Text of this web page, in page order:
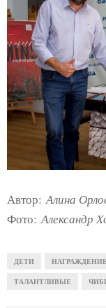
Автор:Алина
Фото:Александр
ДЕТИ НАГРАЖДЕНИЕ
ТАЛАНТЛИВЫЕ